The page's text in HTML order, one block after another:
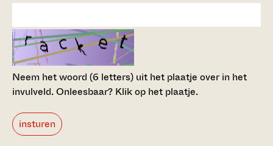
Neem het woord (6 letters) uit het plaatje over in het
invulveld.Onleesbaar? Klik op het plaatje.
insturen